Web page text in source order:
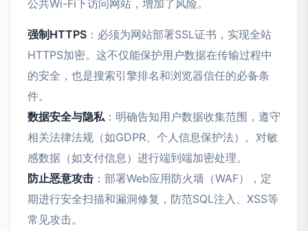
公共Wi-Fi下访问网站，增加了风险。
强制HTTPS ：必须为网站部署SSL证书，实现全站
HTTPS加密。这不仅能保护用户数据在传输过程中
的安全，也是搜索引擎排名和浏览器信任的必备条
件。
数据安全与隐私：明确告知用户数据收集范围，遵守
相关法律法规（如GDPR、个人信息保护法）。对敏
感数据（如支付信息）进行端到端加密处理。
防止恶意攻击 ：部署Web应用防火墙（WAF），定
期进行安全扫描和漏洞修复，防范SQL注入、XSS等
常见攻击。